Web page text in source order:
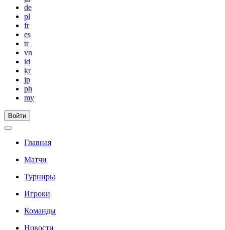
de
pl
fr
es
tr
vn
id
kr
jp
ph
my
Войти
Главная
Матчи
Турниры
Игроки
Команды
Новости